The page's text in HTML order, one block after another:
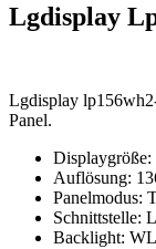
Lgdisplay
Lgdisplay
Panel.
Auflösung:
Panelmodus:
Schnittstelle:
Backlight: